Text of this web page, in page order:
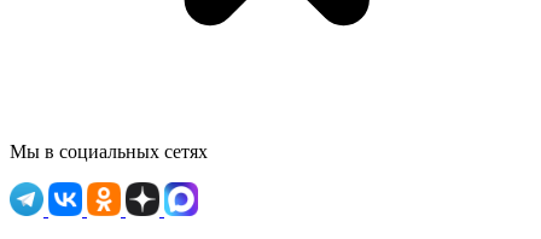
Мы в социальных сетях